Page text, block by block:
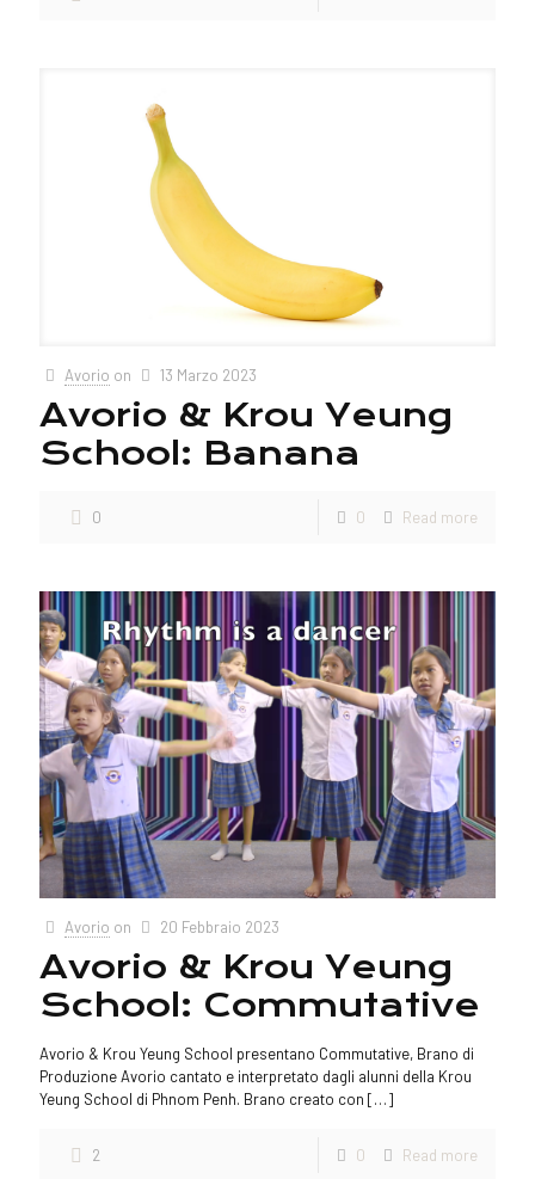
Avorio on 13 Marzo 2023
Avorio & Krou Yeung
School: Banana
0 0 Read more
Avorio on 20 Febbraio 2023
Avorio & Krou Yeung
School: Commutative
Avorio & Krou Yeung School presentano Commutative, Brano di
Produzione Avorio cantato e interpretato dagli alunni della Krou
Yeung School di Phnom Penh. Brano creato con […]
2 0 Read more